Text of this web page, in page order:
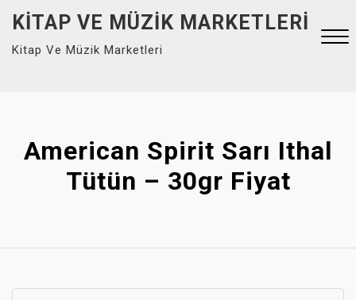
content
KITAP VE MÜZIK MARKETLERI
Kitap Ve Müzik Marketleri
American Spirit Sarı Ithal
Tütün – 30gr Fiyat